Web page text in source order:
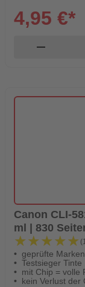
4,95 €*
remove
Canon CLI-
ml | 830
★★★★★
★★★★★
geprüfte
Testsieger Tinte
mit Chip = volle
kein Verlust der